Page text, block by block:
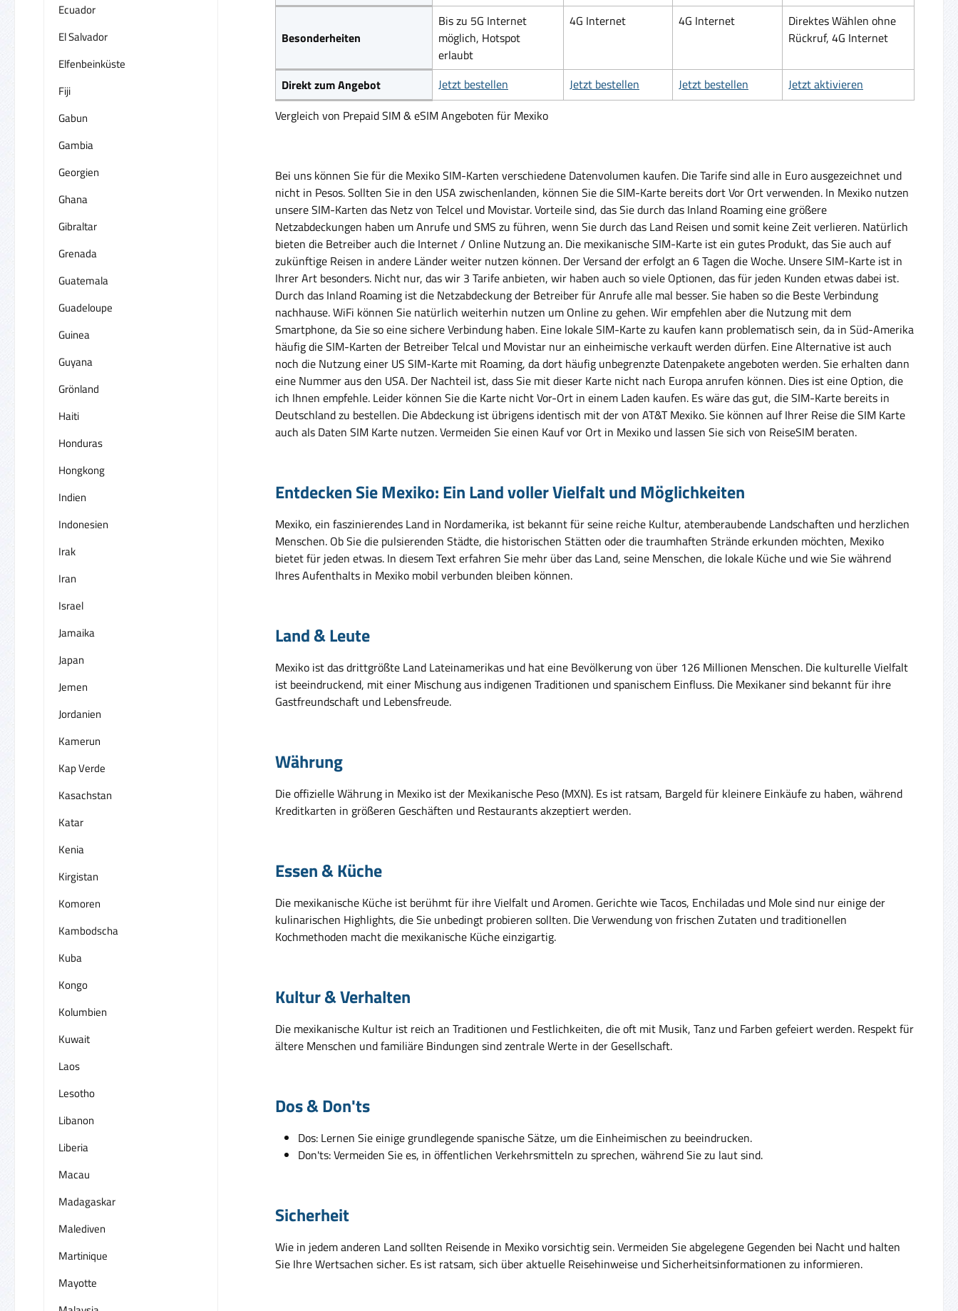
Ecuador
El Salvador
Elfenbeinküste
Fiji
Gabun
Gambia
Georgien
Ghana
Gibraltar
Grenada
Guatemala
Guadeloupe
Guinea
Guyana
Grönland
Haiti
Honduras
Hongkong
Indien
Indonesien
Irak
Iran
Israel
Jamaika
Japan
Jemen
Jordanien
Kamerun
Kap Verde
Kasachstan
Katar
Kenia
Kirgistan
Komoren
Kambodscha
Kuba
Kongo
Kolumbien
Kuwait
Laos
Lesotho
Libanon
Liberia
Macau
Madagaskar
Malediven
Martinique
Mayotte
Vergleich von Prepaid SIM & eSIM Angeboten für Mexiko
Besonderheiten
Bis zu 5G Internet
möglich, Hotspot
erlaubt
4G Internet 4G Internet
Direktes Wählen ohne
Rückruf, 4G Internet
Direkt zum Angebot Jetzt bestellen Jetzt bestellen Jetzt bestellen Jetzt aktivieren
Bei uns können Sie für die Mexiko SIM-Karten verschiedene Datenvolumen kaufen. Die Tarife sind alle in Euro ausgezeichnet und
nicht in Pesos. Sollten Sie in den USA zwischenlanden, können Sie die SIM-Karte bereits dort Vor Ort verwenden. In Mexiko nutzen
unsere SIM-Karten das Netz von Telcel und Movistar. Vorteile sind, das Sie durch das Inland Roaming eine größere
Netzabdeckungen haben um Anrufe und SMS zu führen, wenn Sie durch das Land Reisen und somit keine Zeit verlieren. Natürlich
bieten die Betreiber auch die Internet / Online Nutzung an. Die mexikanische SIM-Karte ist ein gutes Produkt, das Sie auch auf
zukünftige Reisen in andere Länder weiter nutzen können. Der Versand der erfolgt an 6 Tagen die Woche. Unsere SIM-Karte ist in
Ihrer Art besonders. Nicht nur, das wir 3 Tarife anbieten, wir haben auch so viele Optionen, das für jeden Kunden etwas dabei ist.
Durch das Inland Roaming ist die Netzabdeckung der Betreiber für Anrufe alle mal besser. Sie haben so die Beste Verbindung
nachhause. WiFi können Sie natürlich weiterhin nutzen um Online zu gehen. Wir empfehlen aber die Nutzung mit dem
Smartphone, da Sie so eine sichere Verbindung haben. Eine lokale SIM-Karte zu kaufen kann problematisch sein, da in Süd-Amerika
häufig die SIM-Karten der Betreiber Telcal und Movistar nur an einheimische verkauft werden dürfen. Eine Alternative ist auch
noch die Nutzung einer US SIM-Karte mit Roaming, da dort häufig unbegrenzte Datenpakete angeboten werden. Sie erhalten dann
eine Nummer aus den USA. Der Nachteil ist, dass Sie mit dieser Karte nicht nach Europa anrufen können. Dies ist eine Option, die
ich Ihnen empfehle. Leider können Sie die Karte nicht Vor-Ort in einem Laden kaufen. Es wäre das gut, die SIM-Karte bereits in
Deutschland zu bestellen. Die Abdeckung ist übrigens identisch mit der von AT&T Mexiko. Sie können auf Ihrer Reise die SIM Karte
auch als Daten SIM Karte nutzen. Vermeiden Sie einen Kauf vor Ort in Mexiko und lassen Sie sich von ReiseSIM beraten.
Entdecken Sie Mexiko: Ein Land voller Vielfalt und Möglichkeiten
Mexiko, ein faszinierendes Land in Nordamerika, ist bekannt für seine reiche Kultur, atemberaubende Landschaften und herzlichen
Menschen. Ob Sie die pulsierenden Städte, die historischen Stätten oder die traumhaften Strände erkunden möchten, Mexiko
bietet für jeden etwas. In diesem Text erfahren Sie mehr über das Land, seine Menschen, die lokale Küche und wie Sie während
Ihres Aufenthalts in Mexiko mobil verbunden bleiben können.
Land & Leute
Mexiko ist das drittgrößte Land Lateinamerikas und hat eine Bevölkerung von über 126 Millionen Menschen. Die kulturelle Vielfalt
ist beeindruckend, mit einer Mischung aus indigenen Traditionen und spanischem Einfluss. Die Mexikaner sind bekannt für ihre
Gastfreundschaft und Lebensfreude.
Währung
Die offizielle Währung in Mexiko ist der Mexikanische Peso (MXN). Es ist ratsam, Bargeld für kleinere Einkäufe zu haben, während
Kreditkarten in größeren Geschäften und Restaurants akzeptiert werden.
Essen & Küche
Die mexikanische Küche ist berühmt für ihre Vielfalt und Aromen. Gerichte wie Tacos, Enchiladas und Mole sind nur einige der
kulinarischen Highlights, die Sie unbedingt probieren sollten. Die Verwendung von frischen Zutaten und traditionellen
Kochmethoden macht die mexikanische Küche einzigartig.
Kultur & Verhalten
Die mexikanische Kultur ist reich an Traditionen und Festlichkeiten, die oft mit Musik, Tanz und Farben gefeiert werden. Respekt für
ältere Menschen und familiäre Bindungen sind zentrale Werte in der Gesellschaft.
Dos & Don'ts
Dos: Lernen Sie einige grundlegende spanische Sätze, um die Einheimischen zu beeindrucken.
Don'ts: Vermeiden Sie es, in öffentlichen Verkehrsmitteln zu sprechen, während Sie zu laut sind.
Sicherheit
Wie in jedem anderen Land sollten Reisende in Mexiko vorsichtig sein. Vermeiden Sie abgelegene Gegenden bei Nacht und halten
Sie Ihre Wertsachen sicher. Es ist ratsam, sich über aktuelle Reisehinweise und Sicherheitsinformationen zu informieren.